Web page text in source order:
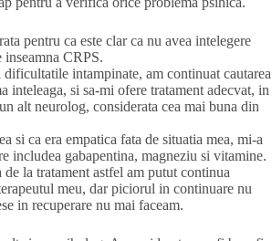
pentru ca este clar ca nu avea intelegere
inseamna CRPS.
intampinate, am continuat cautarea
inteleaga, si sa-mi ofere tratament adecvat, in
alt neurolog, considerata cea mai buna din
si ca era empatica fata de situatia mea, mi-a
includea gabapentina, magneziu si vitamine.
la tratament astfel am putut continua
meu, dar piciorul in continuare nu
in recuperare nu mai faceam.